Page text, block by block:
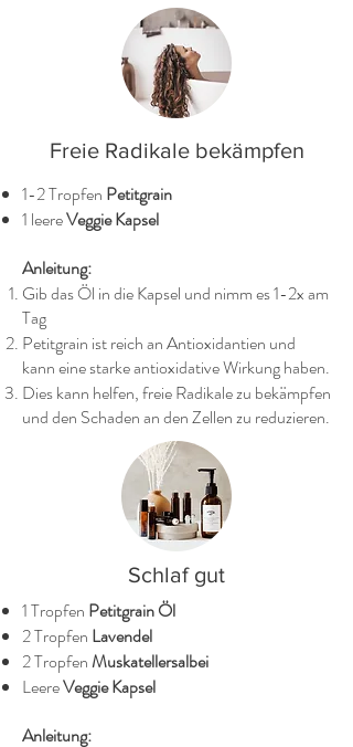
Freie Radikale bekämpfen
1-2 Tropfen Petitgrain
1 leereVeggie Kapsel
Anleitung:
Gib das Öl in die Kapsel und nimm es 1-2x am
Tag
Petitgrain ist reich an Antioxidantien und
kann eine starke antioxidative Wirkung haben.
Dies kann helfen, freie Radikale zu bekämpfen
und den Schaden an den Zellen zu reduzieren.
Schlaf gut
1 Tropfen Petitgrain Öl
2 Tropfen Lavendel
2 TropfenMuskatellersalbei
LeereVeggie Kapsel
Anleitung: